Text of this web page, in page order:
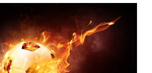
&
19/1/2020
(14η
Αγωνιστική)”